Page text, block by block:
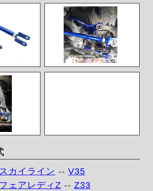
スカイライン -- V35
フェアレディZ -- Z33